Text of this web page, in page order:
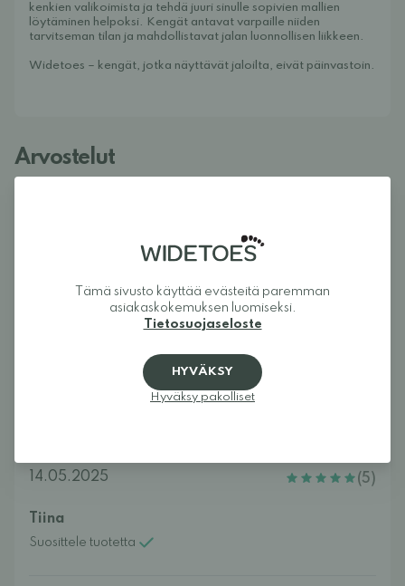
kenkien valikoimista ja tehdä juuri sinulle sopivien mallien
löytäminen helpoksi. Kengät antavat varpaille niiden
tarvitseman tilan ja mahdollistavat jalan luonnollisen liikkeen.
Widetoes – kengät, jotka näyttävät jaloilta, eivät päinvastoin.
Arvostelut
KIRJAUDU SISÄÄN
14.05.2025 (5)
Tiina
Suosittele tuotetta
Tämä sivusto käyttää evästeitä paremman
asiakaskokemuksen luomiseksi.
Tietosuojaseloste
HYVÄKSY
Hyväksy pakolliset